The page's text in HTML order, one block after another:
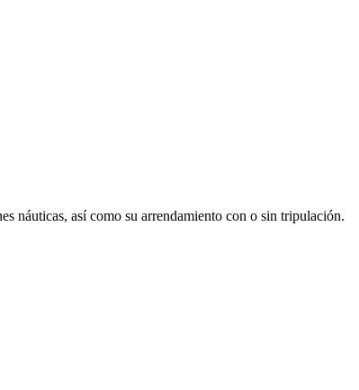
náuticas, así como su arrendamiento con o sin tripulación.